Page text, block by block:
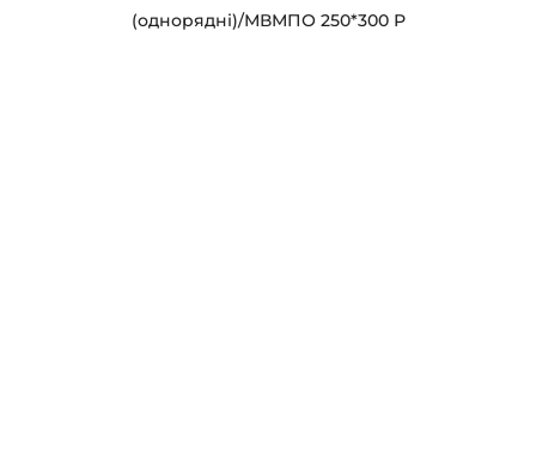
(однорядні)/МВМПО 250*300 Р